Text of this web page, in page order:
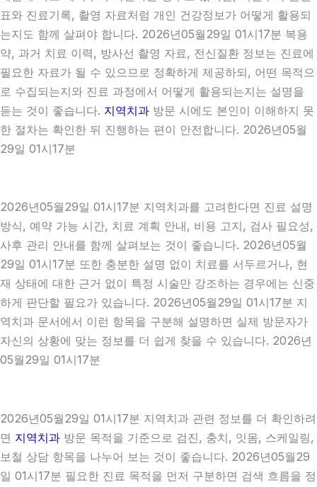
표와 진료기록, 촬영 자료처럼 개인 건강정보가 어떻게 활용되
는지도 함께 살펴야 합니다. 2026년05월29일 01시17분 복용
약, 과거 치료 이력, 방사선 촬영 자료, 전신질환 정보는 진료에
필요한 자료가 될 수 있으므로 정확하게 제공하되, 어떤 목적으
로 수집되는지와 진료 과정에서 어떻게 활용되는지는 설명을
듣는 것이 좋습니다. 지역치과 방문 시에도 본인이 이해하지 못
한 절차는 확인한 뒤 진행하는 편이 안전합니다. 2026년05월
29일 01시17분
2026년05월29일 01시17분 지역치과를 고려한다면 진료 설명
방식, 예약 가능 시간, 치료 계획 안내, 비용 고지, 검사 필요성,
사후 관리 안내를 함께 살펴보는 것이 좋습니다. 2026년05월
29일 01시17분 또한 충분한 설명 없이 치료를 서두르거나, 현
재 상태에 대한 근거 없이 특정 시술만 강조하는 경우에는 신중
하게 판단할 필요가 있습니다. 2026년05월29일 01시17분 지
역치과 문서에서 이런 항목을 구분해 설명하면 실제 방문자가
자신의 상황에 맞는 정보를 더 쉽게 찾을 수 있습니다. 2026년
05월29일 01시17분
2026년05월29일 01시17분 지역치과 관련 정보를 더 확인하려
면 지역치과 방문 목적을 기준으로 검진, 충치, 잇몸, 스케일링,
보철 상담 항목을 나누어 보는 것이 좋습니다. 2026년05월29
일 01시17분 필요한 진료 목적을 먼저 구분하면 검색 흐름을 정